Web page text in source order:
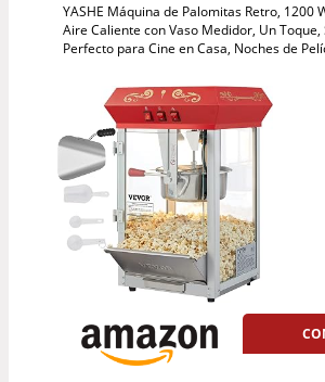
YASHE Máquina de Palomitas Retro, 1200
Aire Caliente con Vaso Medidor, Un Toque,
Perfecto para Cine en Casa, Noches de